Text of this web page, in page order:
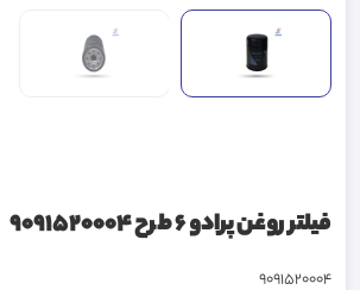
فیلتر روغن پرادو 6 طرح 9091520004
9091520004